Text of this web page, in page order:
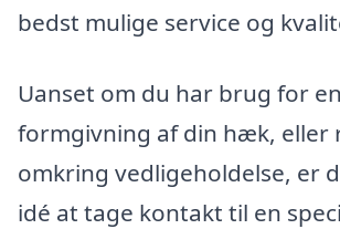
bedst mulige service og
Uanset om du har brug for
formgivning af din hæk, eller
omkring vedligeholdelse, er
idé at tage kontakt til en